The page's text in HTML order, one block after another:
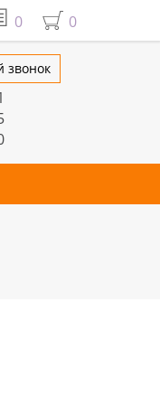
0 0
звонок